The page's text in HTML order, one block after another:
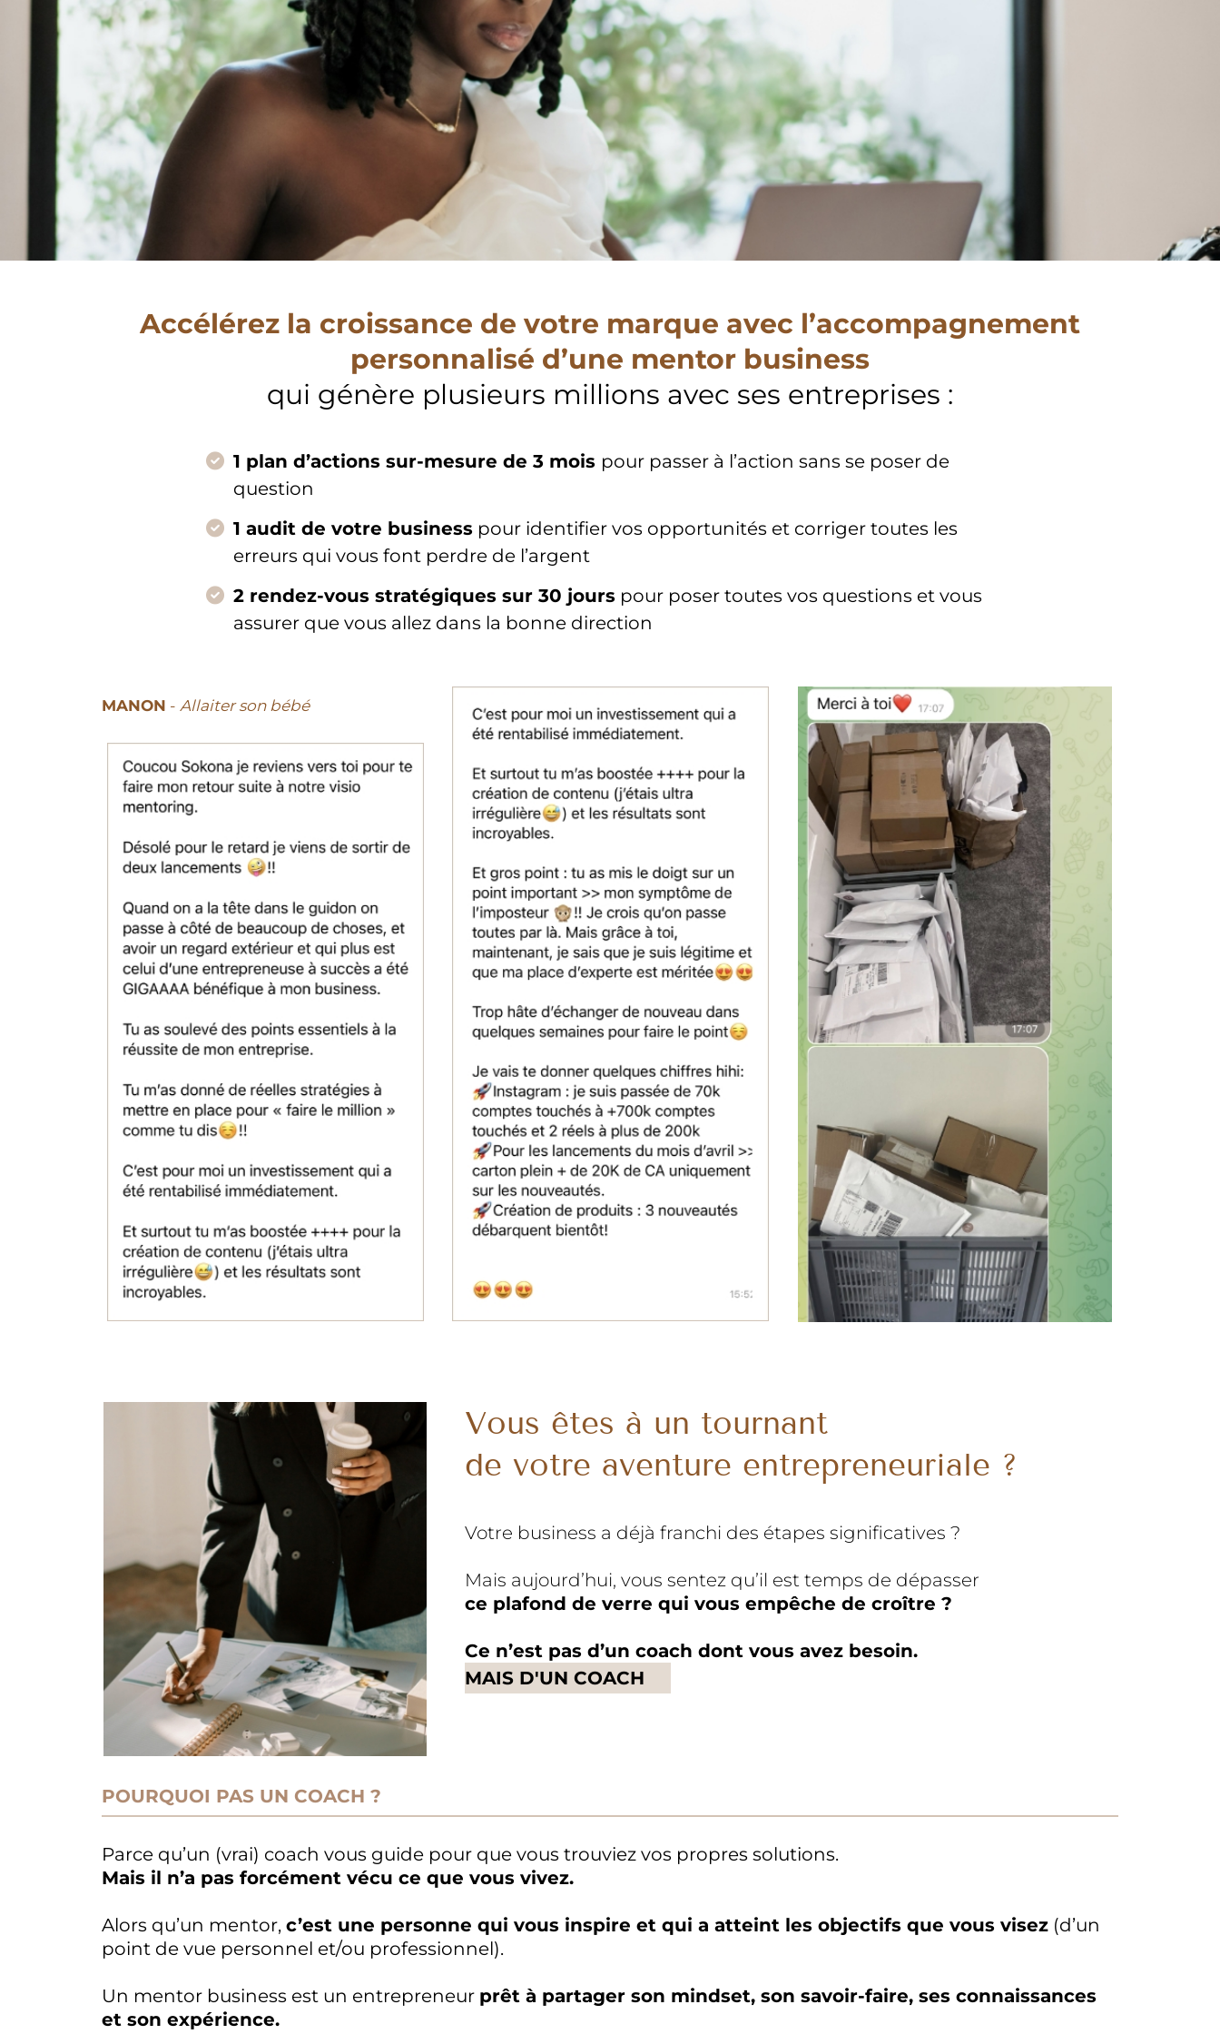
Accélérez la croissance de votre marque avec l’accompagnement
personnalisé d’une mentor business
qui génère plusieurs millions avec ses entreprises :
1 plan d’actions sur-mesure de 3 mois pour passer à l’action sans se poser de
question
1 audit de votre business pour identifier vos opportunités et corriger toutes les
erreurs qui vous font perdre de l’argent
2 rendez-vous stratégiques sur 30 jours pour poser toutes vos questions et vous
assurer que vous allez dans la bonne direction
MANON - Allaiter son bébé
Vous êtes à un tournant
de votre aventure entrepreneuriale ?
Votre business a déjà franchi des étapes significatives ?
Mais aujourd’hui, vous sentez qu’il est temps de dépasser
ce plafond de verre qui vous empêche de croître ?
Ce n’est pas d’un coach dont vous avez besoin.
MAIS D'UN COACH
POURQUOI PAS UN COACH ?
Parce qu’un (vrai) coach vous guide pour que vous trouviez vos propres solutions.
Mais il n’a pas forcément vécu ce que vous vivez.
Alors qu’un mentor, c’est une personne qui vous inspire et qui a atteint les objectifs que vous visez (d’un
point de vue personnel et/ou professionnel).
Un mentor business est un entrepreneur prêt à partager son mindset, son savoir-faire, ses connaissances
et son expérience.